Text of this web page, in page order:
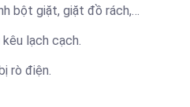
bột giặt, giặt đồ rách,…
lạch cạch.
rò điện.